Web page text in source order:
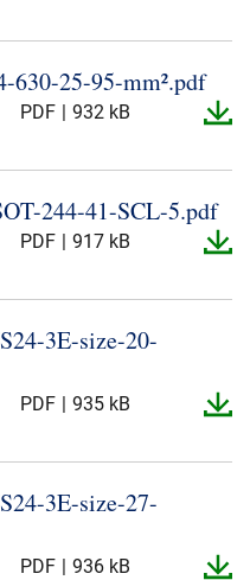
​630-​25-​95-​mm².​pdf
PDF 932 kB
​244-​41-​SCL-​5.​pdf
PDF 917 kB
​3E-​size-​20-​
PDF 935 kB
​3E-​size-​27-​
PDF 936 kB